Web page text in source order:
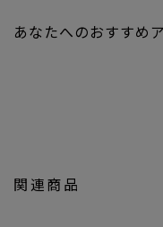
と現代的なリラックス感が
シックなカジュアルウェア
関連商品
あなたへのおすすめ